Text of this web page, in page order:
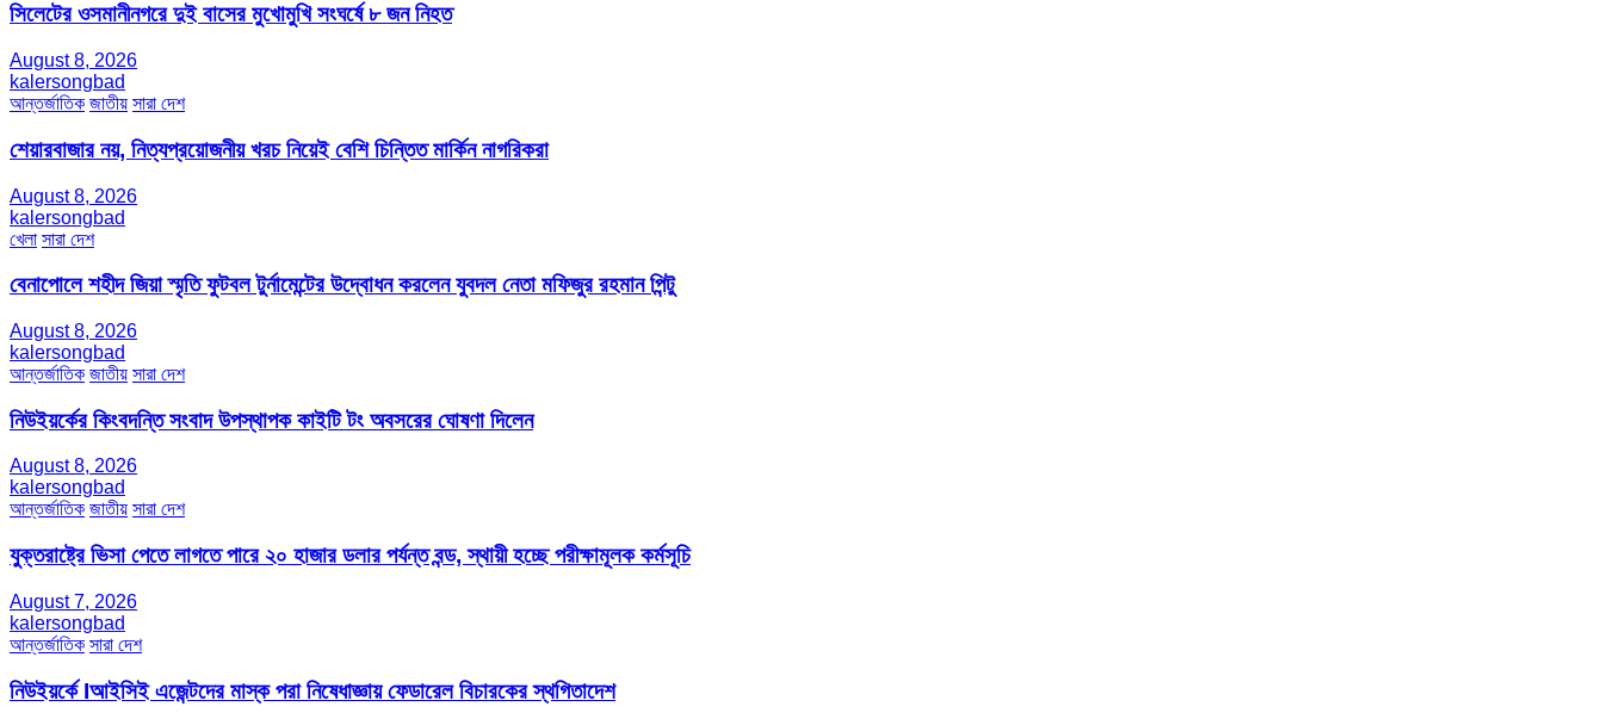
সিলেটের ওসমানীনগরে দুই বাসের মুখোমুখি সংঘর্ষে ৮ জন নিহত
August 8, 2026
kalersongbad
আন্তর্জাতিক জাতীয় সারা দেশ
শেয়ারবাজার নয়, নিত্যপ্রয়োজনীয় খরচ নিয়েই বেশি চিন্তিত মার্কিন নাগরিকরা
August 8, 2026
kalersongbad
খেলা সারা দেশ
বেনাপোলে শহীদ জিয়া স্মৃতি ফুটবল টুর্নামেন্টের উদ্বোধন করলেন যুবদল নেতা মফিজুর রহমান পিন্টু
August 8, 2026
kalersongbad
আন্তর্জাতিক জাতীয় সারা দেশ
নিউইয়র্কের কিংবদন্তি সংবাদ উপস্থাপক কাইটি টং অবসরের ঘোষণা দিলেন
August 8, 2026
kalersongbad
আন্তর্জাতিক জাতীয় সারা দেশ
যুক্তরাষ্ট্রে ভিসা পেতে লাগতে পারে ২০ হাজার ডলার পর্যন্ত বন্ড, স্থায়ী হচ্ছে পরীক্ষামূলক কর্মসূচি
August 7, 2026
kalersongbad
আন্তর্জাতিক সারা দেশ
নিউইয়র্কে Iআইসিই এজেন্টদের মাস্ক পরা নিষেধাজ্ঞায় ফেডারেল বিচারকের স্থগিতাদেশ